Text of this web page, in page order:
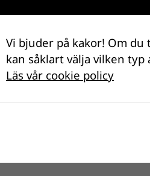
Vi bjuder på kakor! Om du
kan såklart välja vilken
Läs vår cookie policy